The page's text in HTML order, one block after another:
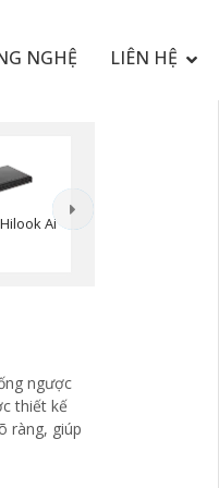
NGHỆ LIÊN HỆ
Ai
ngược
thiết kế
ràng, giúp